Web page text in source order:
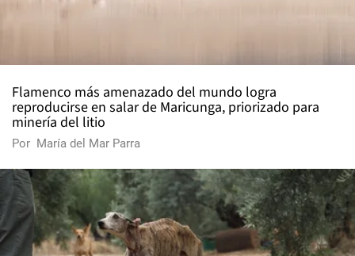
Flamenco más amenazado del mundo logra
reproducirse en salar de Maricunga, priorizado para
minería del litio
Por María del Mar Parra